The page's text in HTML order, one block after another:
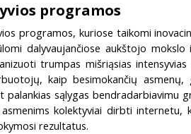
programos
programos, kuriose taikomi
dalyvaujančiose aukštojo
trumpas mišriąsias
kaip besimokančių
sąlygas bendradarbiavimu
kolektyviai dirbti
rezultatus.